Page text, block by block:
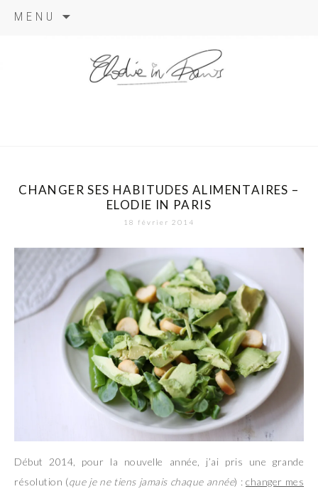
MENU
CHANGER SES HABITUDES ALIMENTAIRES –
ELODIE IN PARIS
18 février 2014
Début 2014, pour la nouvelle année, j’ai pris une grande
résolution (que je ne tiens jamais chaque année) : changer mes